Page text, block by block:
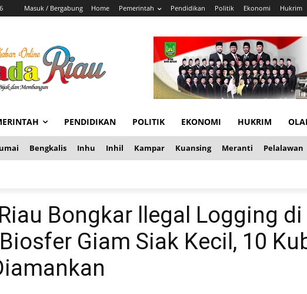
Masuk / Bergabung Home Pemerintah Pendidikan Politik Ekonomi Hukrim
PENDIDIKAN POLITIK EKONOMI HUKRIM
Bengkalis Inhu Inhil Kampar Kuansing Meranti Pelalawan
Bongkar llegal Logging di
Giam Siak Kecil, 10